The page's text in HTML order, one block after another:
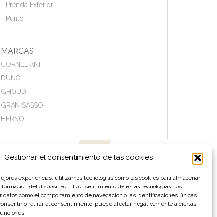
Gestionar el consentimiento de las cookies
experiencias, utilizamos tecnologías como las cookies para almacenar
del dispositivo. El consentimiento de estas tecnologías nos
datos como el comportamiento de navegación o las identificaciones únicas
o retirar el consentimiento, puede afectar negativamente a ciertas
Prenda Exterior
Punto
MARCAS
CORNELIANI
DUNO
GHOUD
GRAN SASSO
HERNO